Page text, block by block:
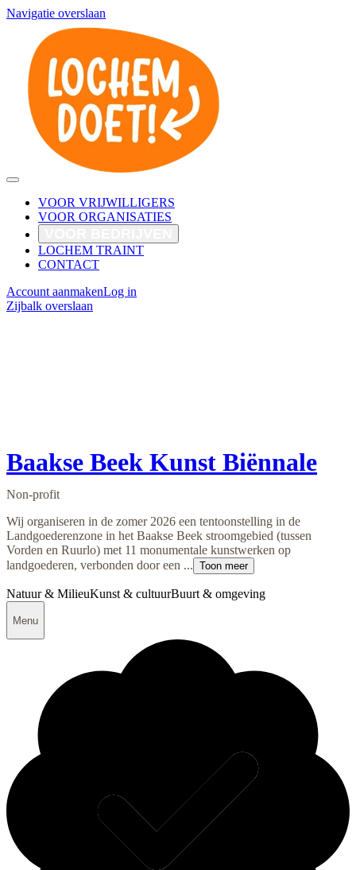
Navigatie overslaan
VOOR VRIJWILLIGERS
VOOR ORGANISATIES
LOCHEM TRAINT
CONTACT
Account aanmakenLog in
Zijbalk overslaan
Baakse Beek Kunst Biënnale
Non-profit
Wij organiseren in de zomer 2026 een tentoonstelling in de
Landgoederenzone in het Baakse Beek stroomgebied (tussen
Vorden en Ruurlo) met 11 monumentale kunstwerken op
landgoederen, verbonden door een ... Toon meer
Natuur & MilieuKunst & cultuurBuurt & omgeving
Menu